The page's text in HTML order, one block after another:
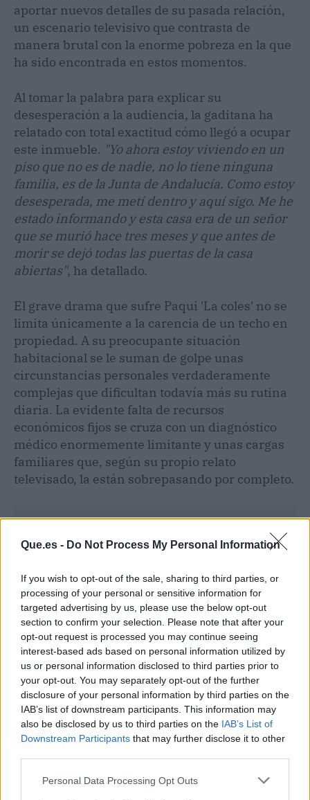
Que.es - Do Not Process My Personal Information
If you wish to opt-out of the sale, sharing to third parties, or
processing of your personal or sensitive information for
targeted advertising by us, please use the below opt-out
section to confirm your selection. Please note that after your
opt-out request is processed you may continue seeing
interest-based ads based on personal information utilized by
us or personal information disclosed to third parties prior to
your opt-out. You may separately opt-out of the further
disclosure of your personal information by third parties on the
IAB’s list of downstream participants. This information may
also be disclosed by us to third parties on the IAB’s List of
Downstream Participants that may further disclose it to other
Personal Data Processing Opt Outs
aportar nuevos detalles de su pasada relación,
un escenario televisivo que contrasta de
manera brutal con la enorme pobreza en la que
ha sido encontrada en estos momentos.
Al tomar la palabra para explicar su
desesperación a la audiencia, la gaditana ha
relatado con total exactitud cómo llegó a ocupar
este inmueble. "Yo ahora estoy viviendo en un
piso que no es de nadie, no lo tiene ninguna
familia, es de la Junta de Andalucía. Como estoy
desesperada, me metí dentro y aquí sigo. Me he
estado informando y esta casa era de un señor
que se murió hace tres meses y que antes de
morir se dejó todas las puertas de la casa
abiertas", ha detallado.
El grave drama que sufre Paqui 'La coles' no se
limita únicamente a la carencia de un techo en
propiedad. A su preocupante situación
habitacional se le suman de golpe unas
circunstancias personales verdaderamente
complejas que dificultan todavía más su rutina
diaria. La evidente falta de recursos
económicos fijos se cruza con un diagnóstico
médico enormemente limitante y unas cargas
familiares que, según su propio relato
televisado, la están sobrepasando por completo.
Publicidad